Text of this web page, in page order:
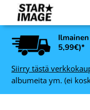
5,99€)*
Siirry tästä
albumeita ym. (ei